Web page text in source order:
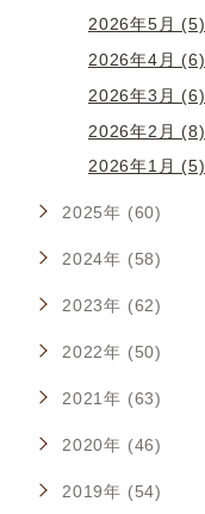
2026年5月 (5)
2026年4月 (6)
2026年3月 (6)
2026年2月 (8)
2026年1月 (5)
2025年 (60)
2024年 (58)
2023年 (62)
2022年 (50)
2021年 (63)
2020年 (46)
2019年 (54)